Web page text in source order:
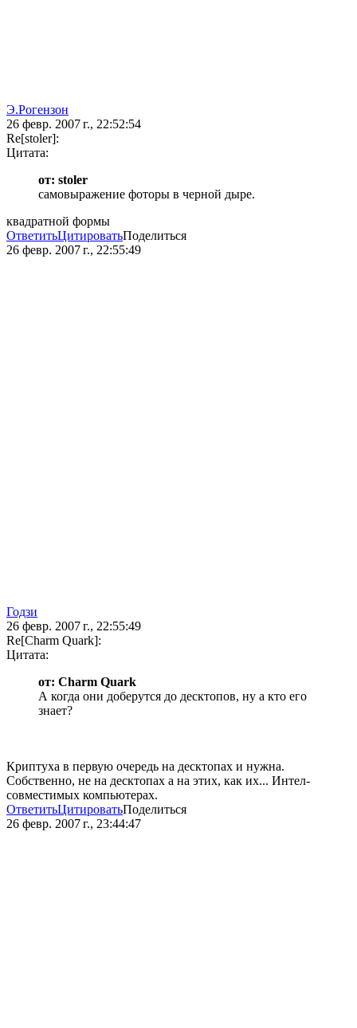
Э.Рогензон
26 февр. 2007 г., 22:52:54
Re[stoler]:
Цитата:
от: stoler
самовыражение фоторы в черной дыре.
квадратной формы
ОтветитьЦитироватьПоделиться
26 февр. 2007 г., 22:55:49
Годзи
26 февр. 2007 г., 22:55:49
Re[Charm Quark]:
Цитата:
от: Charm Quark
А когда они доберутся до десктопов, ну а кто его
знает?
Криптуха в первую очередь на десктопах и нужна.
Собственно, не на десктопах а на этих, как их... Интел-
совместимых компьютерах.
ОтветитьЦитироватьПоделиться
26 февр. 2007 г., 23:44:47